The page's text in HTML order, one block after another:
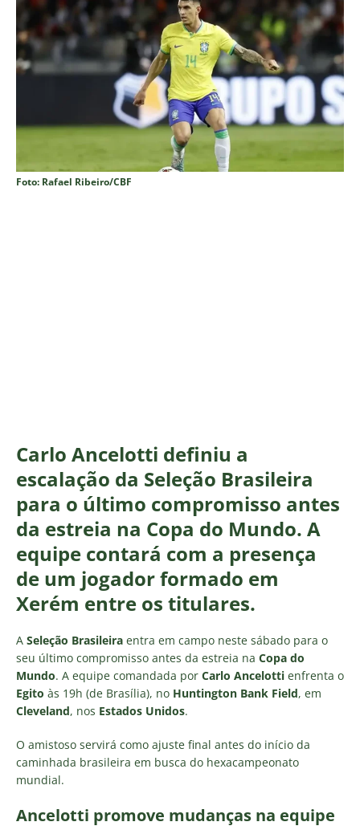
Foto: Rafael Ribeiro/CBF
Carlo Ancelotti definiu a
escalação da Seleção Brasileira
para o último compromisso antes
da estreia na Copa do Mundo. A
equipe contará com a presença
de um jogador formado em
Xerém entre os titulares.
A Seleção Brasileira entra em campo neste sábado para o
seu último compromisso antes da estreia na Copa do
Mundo. A equipe comandada por Carlo Ancelotti enfrenta o
Egito às 19h (de Brasília), no Huntington Bank Field, em
Cleveland, nos Estados Unidos.
O amistoso servirá como ajuste final antes do início da
caminhada brasileira em busca do hexacampeonato
mundial.
Ancelotti promove mudanças na equipe